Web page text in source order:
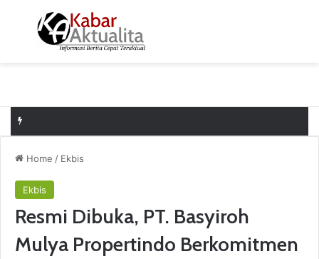
Menu
Home / Ekbis
Ekbis
Resmi Dibuka, PT. Basyiroh
Mulya Propertindo Berkomitmen